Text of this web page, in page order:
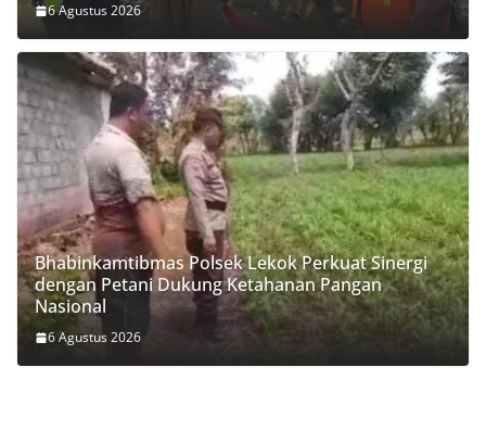
6 Agustus 2026
Bhabinkamtibmas Polsek Lekok Perkuat Sinergi
dengan Petani Dukung Ketahanan Pangan
Nasional
6 Agustus 2026